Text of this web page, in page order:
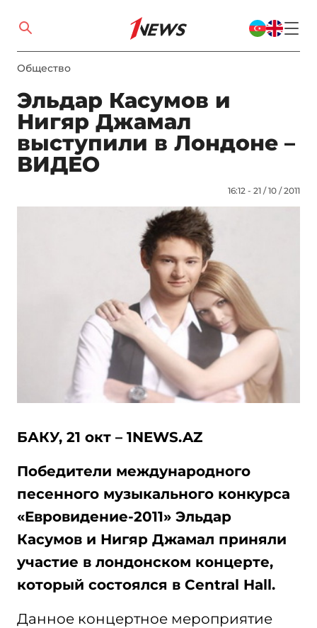
Общество
Эльдар Касумов и
Нигяр Джамал
выступили в Лондоне –
ВИДЕО
16:12 - 21 / 10 / 2011
БАКУ, 21 окт – 1NEWS.AZ
Победители международного
песенного музыкального конкурса
«Евровидение-2011» Эльдар
Касумов и Нигяр Джамал приняли
участие в лондонском концерте,
который состоялся в Central Hall.
Данное концертное мероприятие